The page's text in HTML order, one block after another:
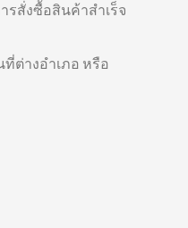
สั่งซื้อสินค้าสำเร็จ
ต่างอำเภอ หรือ